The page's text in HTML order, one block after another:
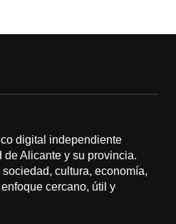
digital independiente
Alicante y su provincia.
cultura, economía,
cercano, útil y